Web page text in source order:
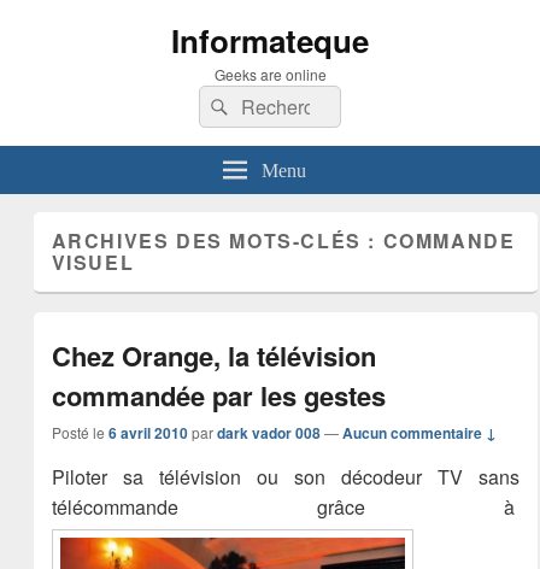
Informateque
Geeks are online
Recherche :
Rechercher
Menu
ARCHIVES DES MOTS-CLÉS : COMMANDE
VISUEL
Chez Orange, la télévision
commandée par les gestes
Posté le 6 avril 2010 pardark vador 008 —Aucun commentaire ↓
Piloter sa télévision ou son décodeur TV sans
télécommande grâce à